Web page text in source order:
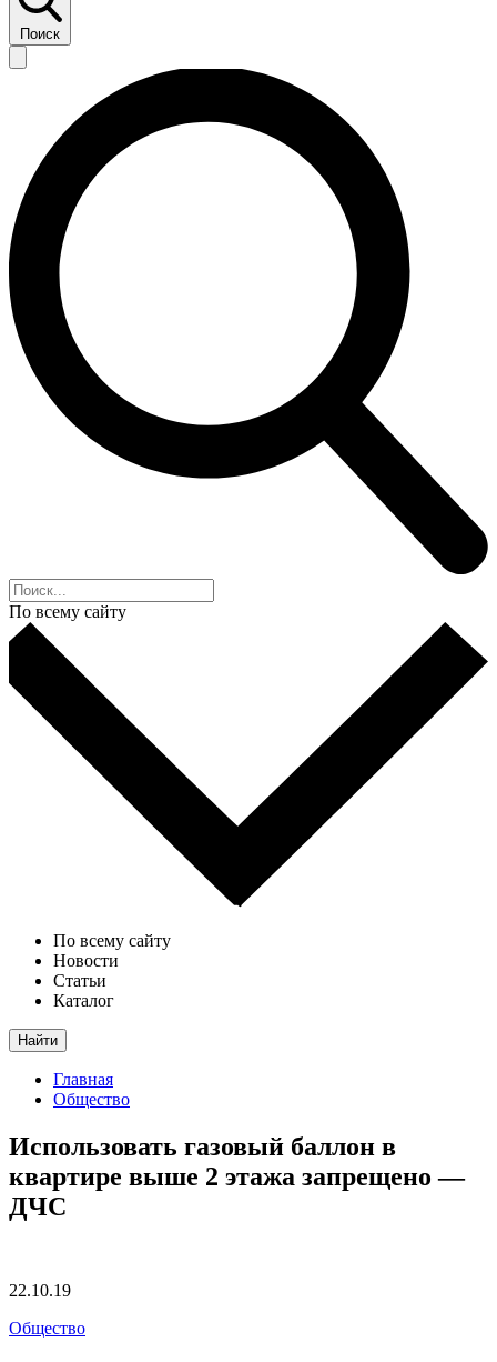
Поиск
По всему сайту
По всему сайту
Новости
Статьи
Каталог
Найти
Главная
Общество
Использовать газовый баллон в
квартире выше 2 этажа запрещено —
ДЧС
22.10.19
Общество